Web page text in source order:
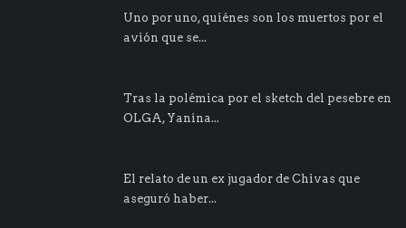
Uno por uno, quiénes son los muertos por el
avión que se...
Tras la polémica por el sketch del pesebre en
OLGA, Yanina...
El relato de un ex jugador de Chivas que
aseguró haber...